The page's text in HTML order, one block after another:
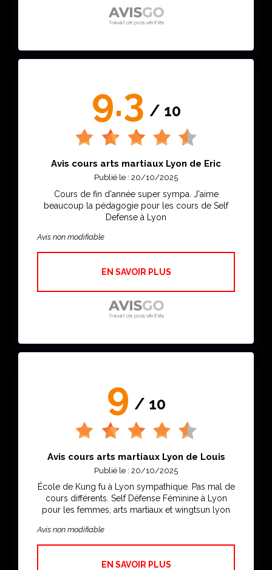
9.3 / 10
Avis cours arts martiaux Lyon de Eric
Publié le : 20/10/2025
Cours de fin d'année super sympa. J'aime
beaucoup la pédagogie pour les cours de Self
Defense à Lyon
Avis non modifiable
EN SAVOIR PLUS
9 / 10
Avis cours arts martiaux Lyon de Louis
Publié le : 20/10/2025
École de Kung fu à Lyon sympathique. Pas mal de
cours différents. Self Défense Féminine à Lyon
pour les femmes, arts martiaux et wingtsun lyon
Avis non modifiable
EN SAVOIR PLUS